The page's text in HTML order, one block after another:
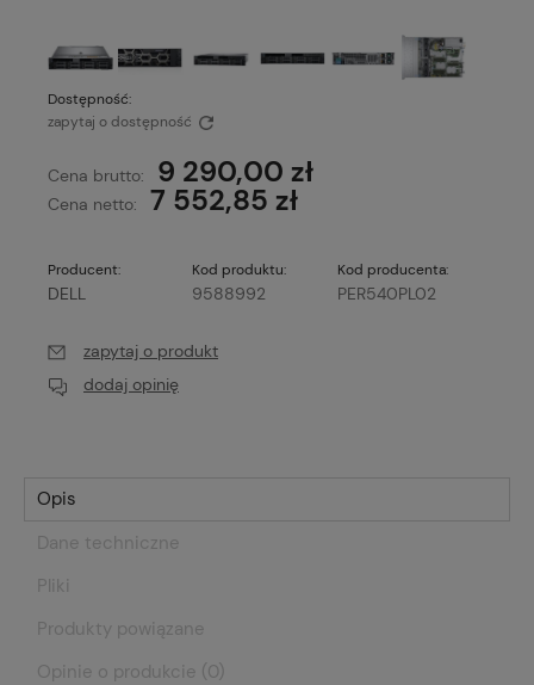
Dostępność:
zapytaj o dostępność
Cena brutto: 9 290,00 zł
Cena netto: 7 552,85 zł
Producent:
DELL
Kod produktu:
9588992
Kod producenta:
PER540PL02
zapytaj o produkt
dodaj opinię
Opis
Dane techniczne
Pliki
Produkty powiązane
Opinie o produkcie (0)